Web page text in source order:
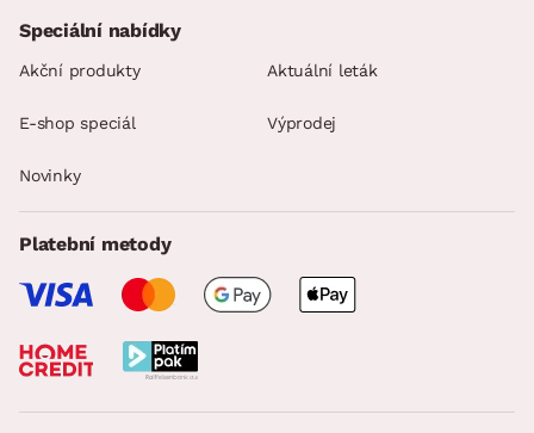
Speciální nabídky
Akční produkty Aktuální leták
E-shop speciál Výprodej
Novinky
Platební metody